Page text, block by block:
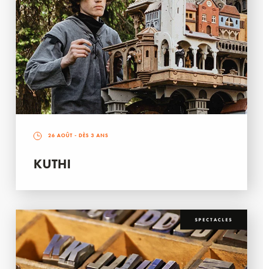
26 AOÛT - DÈS 3 ANS
KUTHI
SPECTACLES